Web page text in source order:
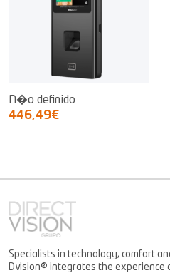
N�o definido
446,49€
Specialists in technology, comfort
Dvision® integrates the experience